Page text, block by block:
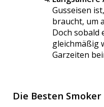
Gusseisen
braucht, um
Doch sobald
gleichmäßig
Garzeiten
Die Besten